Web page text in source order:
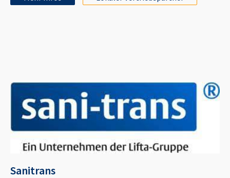
Sanitrans